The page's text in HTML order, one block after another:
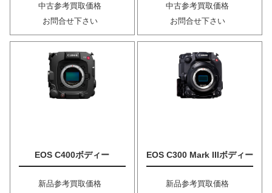
中古参考買取価格
お問合せ下さい
中古参考買取価格
お問合せ下さい
EOS C400ボディー
新品参考買取価格
EOS C300 Mark IIIボディー
新品参考買取価格